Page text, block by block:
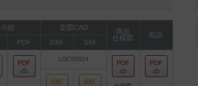
小組 姿図CAD
商品
仕様図
取説
PDF DXF SXF
LGC55824